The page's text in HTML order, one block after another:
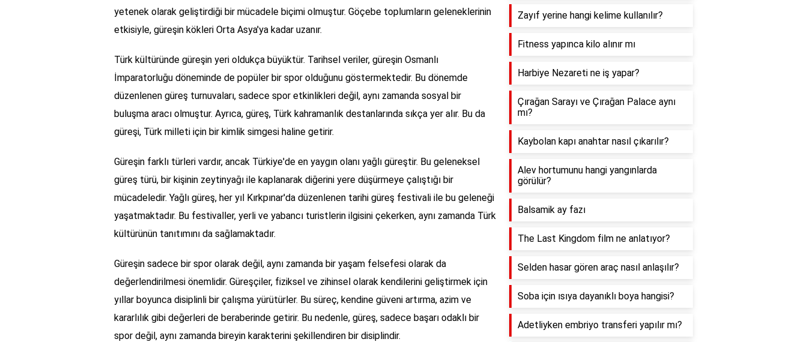
yetenek olarak geliştirdiği bir mücadele biçimi olmuştur. Göçebe toplumların geleneklerinin
etkisiyle, güreşin kökleri Orta Asya'ya kadar uzanır.
Türk kültüründe güreşin yeri oldukça büyüktür. Tarihsel veriler, güreşin Osmanlı
İmparatorluğu döneminde de popüler bir spor olduğunu göstermektedir. Bu dönemde
düzenlenen güreş turnuvaları, sadece spor etkinlikleri değil, aynı zamanda sosyal bir
buluşma aracı olmuştur. Ayrıca, güreş, Türk kahramanlık destanlarında sıkça yer alır. Bu da
güreşi, Türk milleti için bir kimlik simgesi haline getirir.
Güreşin farklı türleri vardır, ancak Türkiye'de en yaygın olanı yağlı güreştir. Bu geleneksel
güreş türü, bir kişinin zeytinyağı ile kaplanarak diğerini yere düşürmeye çalıştığı bir
mücadeledir. Yağlı güreş, her yıl Kırkpınar'da düzenlenen tarihi güreş festivali ile bu geleneği
yaşatmaktadır. Bu festivaller, yerli ve yabancı turistlerin ilgisini çekerken, aynı zamanda Türk
kültürünün tanıtımını da sağlamaktadır.
Güreşin sadece bir spor olarak değil, aynı zamanda bir yaşam felsefesi olarak da
değerlendirilmesi önemlidir. Güreşçiler, fiziksel ve zihinsel olarak kendilerini geliştirmek için
yıllar boyunca disiplinli bir çalışma yürütürler. Bu süreç, kendine güveni artırma, azim ve
kararlılık gibi değerleri de beraberinde getirir. Bu nedenle, güreş, sadece başarı odaklı bir
spor değil, aynı zamanda bireyin karakterini şekillendiren bir disiplindir.
Zayıf yerine hangi kelime kullanılır?
Fitness yapınca kilo alınır mı
Harbiye Nezareti ne iş yapar?
Çırağan Sarayı ve Çırağan Palace aynı
mı?
Kaybolan kapı anahtar nasıl çıkarılır?
Alev hortumunu hangi yangınlarda
görülür?
Balsamik ay fazı
The Last Kingdom film ne anlatıyor?
Selden hasar gören araç nasıl anlaşılır?
Soba için ısıya dayanıklı boya hangisi?
Adetliyken embriyo transferi yapılır mı?